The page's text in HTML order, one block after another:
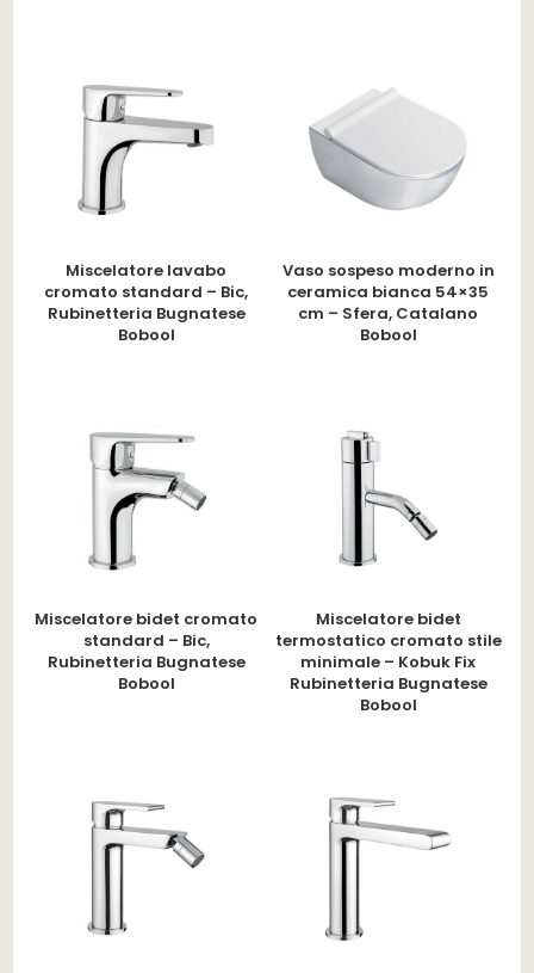
Miscelatore lavabo
cromato standard – Bic,
Rubinetteria Bugnatese
Bobool
Vaso sospeso moderno in
ceramica bianca 54×35
cm – Sfera, Catalano
Bobool
Miscelatore bidet cromato
standard – Bic,
Rubinetteria Bugnatese
Bobool
Miscelatore bidet
termostatico cromato stile
minimale – Kobuk Fix
Rubinetteria Bugnatese
Bobool